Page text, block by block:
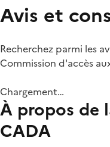
Avis et
Recherchez parmi les
Commission d'accès
Chargement…
À propos de
CADA